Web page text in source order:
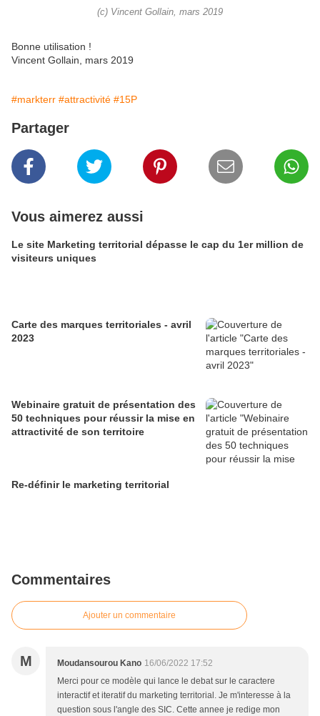
(c) Vincent Gollain, mars 2019
Bonne utilisation !
Vincent Gollain, mars 2019
#markterr #attractivité #15P
Partager
Vous aimerez aussi
Le site Marketing territorial dépasse le cap du 1er million de
visiteurs uniques
Carte des marques territoriales - avril
2023
Webinaire gratuit de présentation des
50 techniques pour réussir la mise en
attractivité de son territoire
Re-définir le marketing territorial
Commentaires
Ajouter un commentaire
M Moudansourou Kano 16/06/2022 17:52
Merci pour ce modèle qui lance le debat sur le caractere
interactif et iteratif du marketing territorial. Je m'interesse à la
question sous l'angle des SIC. Cette annee je redige mon